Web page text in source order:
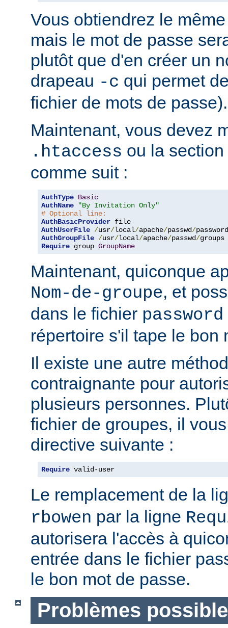
Vous obtiendrez le
mais le mot de passe
plutôt que d'en créer un
drapeau -c qui permet
fichier de mots de
Maintenant, vous devez
.htaccess ou la section
comme suit :
AuthType Basic
AuthName
"By Invitation Only"
# Optional line:
AuthBasicProvider
AuthUserFile /usr/local/apache/passwd/
AuthGroupFile /usr/local/apache/passwd/
Require group GroupName
Maintenant, quiconque
Nom-de-groupe, et
dans le fichier password
répertoire s'il tape le bon
Il existe une autre
contraignante pour
plusieurs personnes.
fichier de groupes, il
directive suivante :
Require valid-user
Le remplacement de la
rbowen par la ligne
autorisera l'accès à
entrée dans le fichier
le bon mot de passe.
Problèmes